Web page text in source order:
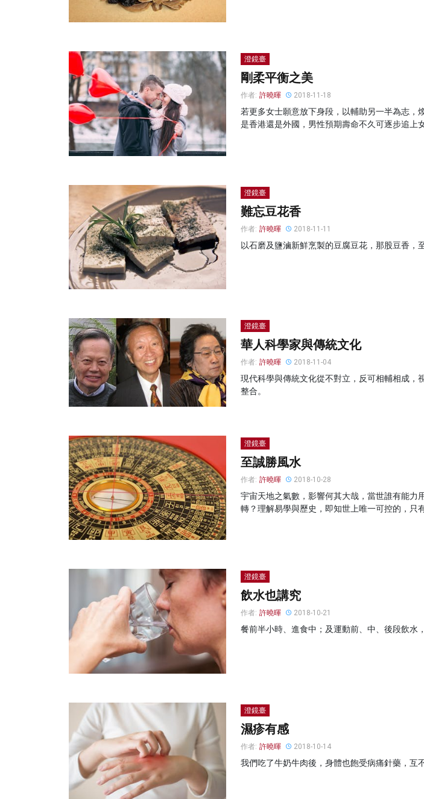
澄鏡臺
剛柔平衡之美
作者: 許曉暉 2018-11-18
若更多女士願意放下身段，以輔助另一半為志，
是香港還是外國，男性預期壽命不久可逐步追上
澄鏡臺
難忘豆花香
作者: 許曉暉 2018-11-11
以石磨及鹽滷新鮮烹製的豆腐豆花，那股豆香，
澄鏡臺
華人科學家與傳統文化
作者: 許曉暉 2018-11-04
現代科學與傳統文化從不對立，反可相輔相成，
整合。
澄鏡臺
至誠勝風水
作者: 許曉暉 2018-10-28
宇宙天地之氣數，影響何其大哉，當世誰有能力
轉？理解易學與歷史，即知世上唯一可控的，只
澄鏡臺
飲水也講究
作者: 許曉暉 2018-10-21
餐前半小時、進食中；及運動前、中、後段飲水
澄鏡臺
濕疹有感
作者: 許曉暉 2018-10-14
我們吃了牛奶牛肉後，身體也飽受病痛針藥，互